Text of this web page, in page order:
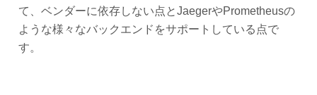
て、ベンダーに依存しない点とJaegerやPrometheusの
ような様々なバックエンドをサポートしている点で
す。